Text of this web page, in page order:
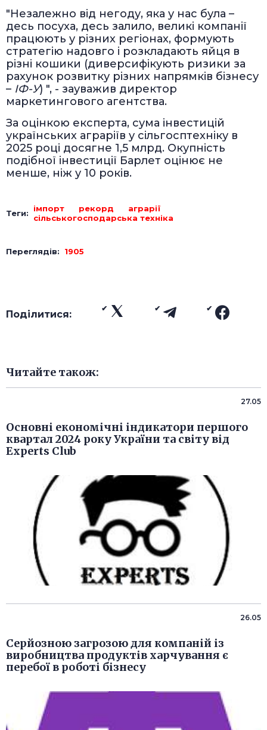
"Незалежно від негоду, яка у нас була –
десь посуха, десь залило, великі компанії
працюють у різних регіонах, формують
стратегію надовго і розкладають яйця в
різні кошики (диверсифікують ризики за
рахунок розвитку різних напрямків бізнесу
– ІФ-У) ", - зауважив директор
маркетингового агентства.
За оцінкою експерта, сума інвестицій
українських аграріїв у сільгосптехніку в
2025 році досягне 1,5 млрд. Окупність
подібної інвестиції Барлет оцінює не
менше, ніж у 10 років.
Теги: імпорт рекорд
аграрії
сільськогосподарська техніка
Переглядів: 1905
Поділитися:
Читайте також:
27.05
Основні економічні індикатори першого
квартал 2024 року України та світу від
Experts Club
26.05
Серйозною загрозою для компаній із
виробництва продуктів харчування є
перебої в роботі бізнесу